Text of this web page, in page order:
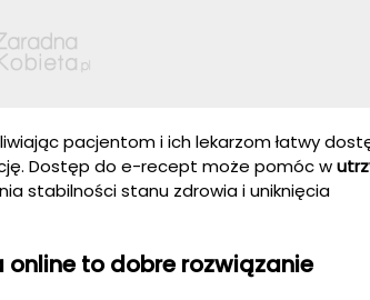
pacjentom i ich lekarzom łatwy
Dostęp do e-recept może pomóc w
stabilności stanu zdrowia i uniknięcia
to dobre rozwiązanie